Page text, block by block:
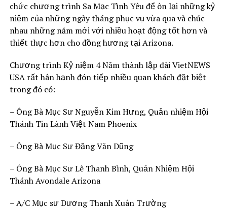
chức chương trình Sa Mạc Tình Yêu để ôn lại những kỷ
niệm của những ngày tháng phục vụ vừa qua và chúc
nhau những năm mới với nhiều hoạt động tốt hơn và
thiết thực hơn cho đồng hương tại Arizona.
Chương trình Kỷ niệm 4 Năm thành lập đài VietNEWS
USA rất hân hạnh đón tiếp nhiều quan khách đặt biệt
trong đó có:
– Ông Bà Mục Sư Nguyễn Kim Hưng, Quản nhiệm Hội
Thánh Tin Lành Việt Nam Phoenix
– Ông Bà Mục Sư Đặng Văn Dũng
– Ông Bà Mục Sư Lê Thanh Bình, Quản Nhiệm Hội
Thánh Avondale Arizona
– A/C Mục sư Dương Thanh Xuân Trường